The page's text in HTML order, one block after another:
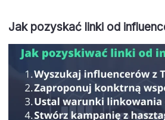
Jak pozyskać linki od